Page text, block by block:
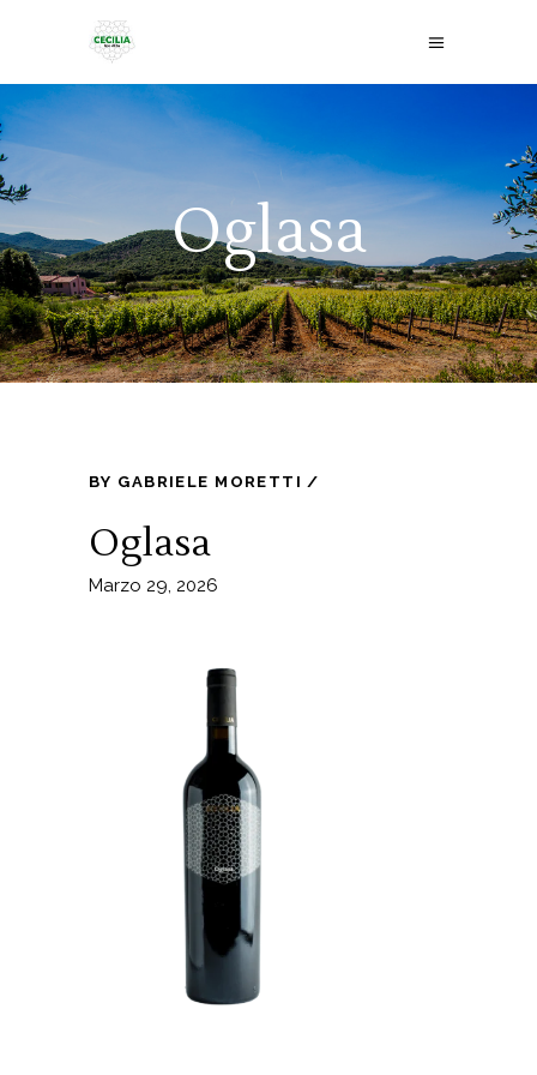
Oglasa
BY GABRIELE MORETTI
Oglasa
Marzo 29, 2026